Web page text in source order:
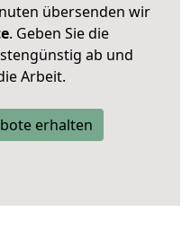
übersenden wir
. Geben Sie die
ab und
Arbeit.
erhalten